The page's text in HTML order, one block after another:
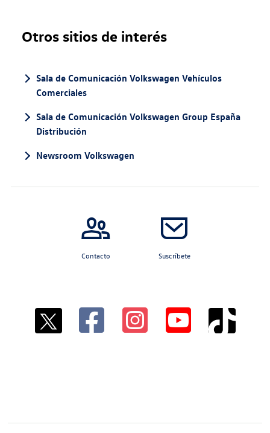
Otros sitios de interés
Sala de Comunicación Volkswagen Vehículos
Comerciales
Sala de Comunicación Volkswagen Group España
Distribución
Newsroom Volkswagen
Contacto Suscríbete